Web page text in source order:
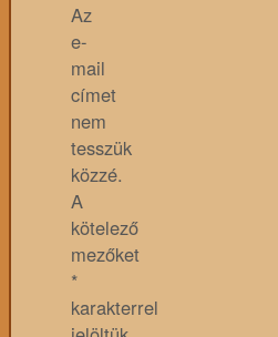
Az
e-
mail
címet
nem
tesszük
közzé.
A
kötelező
mezőket
*
karakterrel